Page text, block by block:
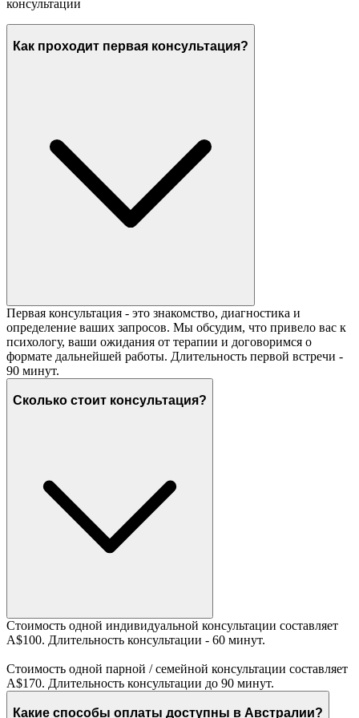
консультации
Как проходит первая консультация?
Первая консультация - это знакомство, диагностика и
определение ваших запросов. Мы обсудим, что привело вас к
психологу, ваши ожидания от терапии и договоримся о
формате дальнейшей работы. Длительность первой встречи -
90 минут.
Сколько стоит консультация?
Стоимость одной индивидуальной консультации составляет
A$100. Длительность консультации - 60 минут.
Стоимость одной парной / семейной консультации составляет
A$170. Длительность консультации до 90 минут.
Какие способы оплаты доступны в Австралии?